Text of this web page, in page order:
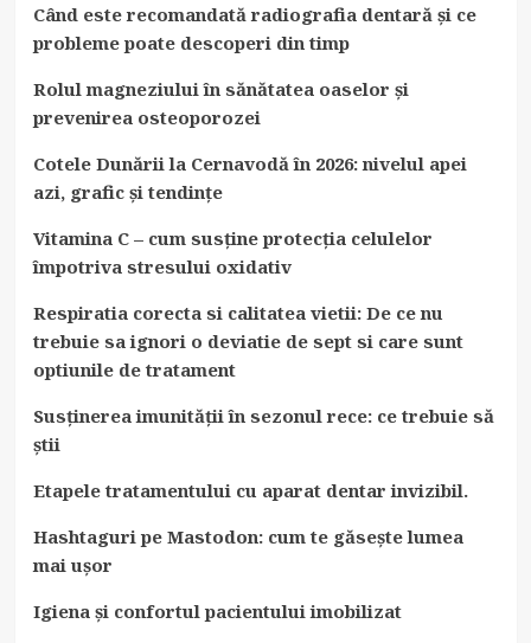
Când este recomandată radiografia dentară și ce
probleme poate descoperi din timp
Rolul magneziului în sănătatea oaselor și
prevenirea osteoporozei
Cotele Dunării la Cernavodă în 2026: nivelul apei
azi, grafic și tendințe
Vitamina C – cum susține protecția celulelor
împotriva stresului oxidativ
Respiratia corecta si calitatea vietii: De ce nu
trebuie sa ignori o deviatie de sept si care sunt
optiunile de tratament
Susținerea imunității în sezonul rece: ce trebuie să
știi
Etapele tratamentului cu aparat dentar invizibil.
Hashtaguri pe Mastodon: cum te găsește lumea
mai ușor
Igiena și confortul pacientului imobilizat